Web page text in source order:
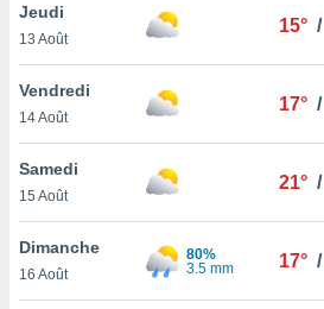
le
ainsi
un
la
du
Jeudi
13 Août
15° /
Vendredi
14 Août
17° /
Samedi
15 Août
21° /
Dimanche
16 Août
80%
3.5 mm
17° /